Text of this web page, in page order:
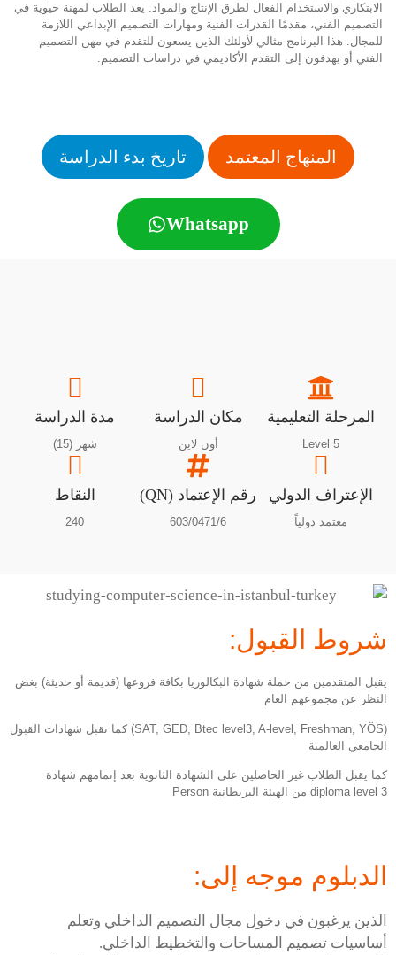
الابتكاري والاستخدام الفعال لطرق الإنتاج والمواد. يعد الطلاب لمهنة حيوية في
التصميم الفني، مقدمًا القدرات الفنية ومهارات التصميم الإبداعي اللازمة
للمجال. هذا البرنامج مثالي لأولئك الذين يسعون للتقدم في مهن التصميم
الفني أو يهدفون إلى التقدم الأكاديمي في دراسات التصميم.
المنهاج المعتمد تاريخ بدء الدراسة
Whatsapp
المرحلة التعليمية
Level 5
مكان الدراسة
أون لاين
مدة الدراسة
شهر (15)
الإعتراف الدولي
معتمد دولياً
رقم الإعتماد (QN)
603/0471/6
النقاط
240
شروط القبول:
يقبل المتقدمين من حملة شهادة البكالوريا بكافة فروعها (قديمة أو حديثة) بغض
النظر عن مجموعهم العام
(SAT, GED, Btec level3, A-level, Freshman, YÖS) كما تقبل شهادات القبول
الجامعي العالمية
كما يقبل الطلاب غير الحاصلين على الشهادة الثانوية بعد إتمامهم شهادة
diploma level 3 من الهيئة البريطانية Person
الدبلوم موجه إلى:
الذين يرغبون في دخول مجال التصميم الداخلي وتعلم
أساسيات تصميم المساحات والتخطيط الداخلي.